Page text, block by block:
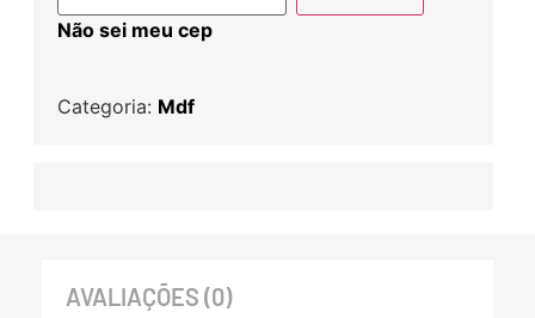
Não sei meu cep
Categoria: Mdf
AVALIAÇÕES (0)